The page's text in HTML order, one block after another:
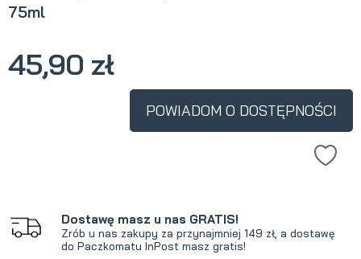
75ml
45,90 zł
POWIADOM O DOSTĘPNOŚCI
Dostawę masz u nas GRATIS!
Zrób u nas zakupy za przynajmniej 149 zł, a dostawę
do Paczkomatu InPost masz gratis!